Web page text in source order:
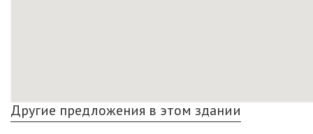
Другие предложения в этом здании